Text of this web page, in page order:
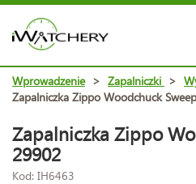
Wprowadzenie > Zapalniczki >
Zapalniczka Zippo Woodchuck
Zapalniczka Zippo
29902
Kod: IH6463